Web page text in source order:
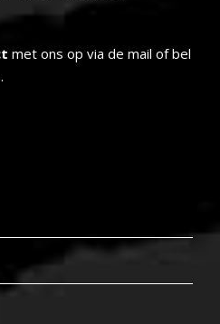
met ons op via de mail of bel